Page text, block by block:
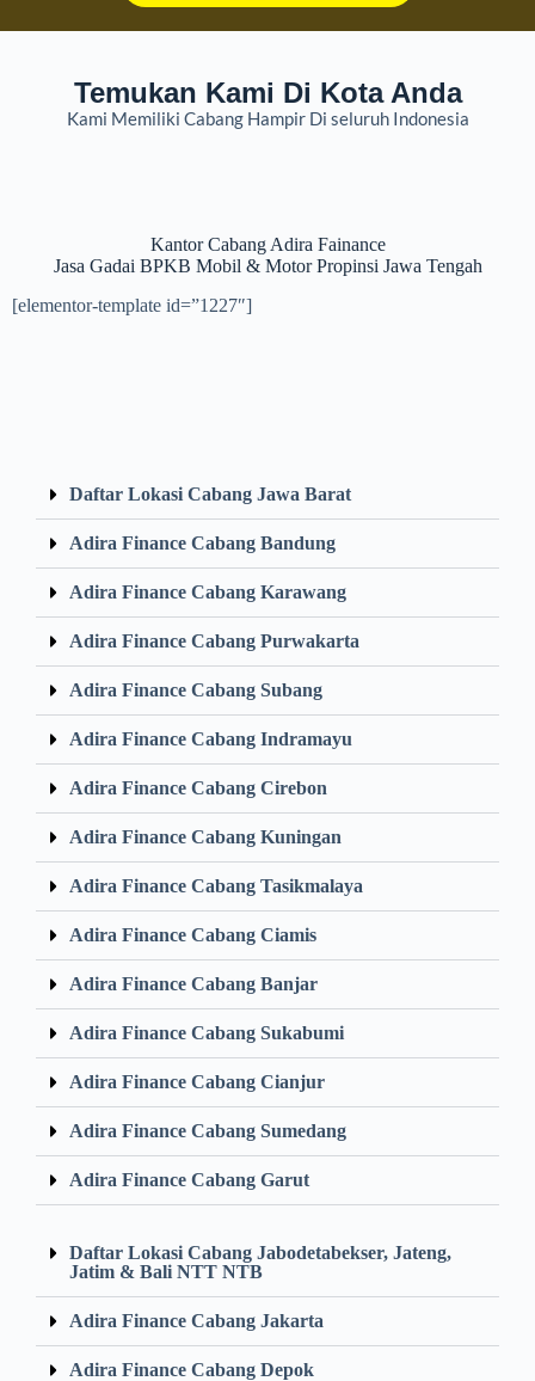
Temukan Kami Di Kota Anda
Kami Memiliki Cabang Hampir Di seluruh Indonesia
Kantor Cabang Adira Fainance
Jasa Gadai BPKB Mobil & Motor Propinsi Jawa Tengah
[elementor-template id=”1227″]
Daftar Lokasi Cabang Jawa Barat
Adira Finance Cabang Bandung
Adira Finance Cabang Karawang
Adira Finance Cabang Purwakarta
Adira Finance Cabang Subang
Adira Finance Cabang Indramayu
Adira Finance Cabang Cirebon
Adira Finance Cabang Kuningan
Adira Finance Cabang Tasikmalaya
Adira Finance Cabang Ciamis
Adira Finance Cabang Banjar
Adira Finance Cabang Sukabumi
Adira Finance Cabang Cianjur
Adira Finance Cabang Sumedang
Adira Finance Cabang Garut
Daftar Lokasi Cabang Jabodetabekser, Jateng,
Jatim & Bali NTT NTB
Adira Finance Cabang Jakarta
Adira Finance Cabang Depok